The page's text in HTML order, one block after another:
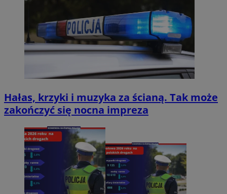
Hałas, krzyki i muzyka za ścianą. Tak może
zakończyć się nocna impreza